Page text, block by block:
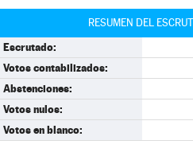
RESUMEN DEL
Escrutado:
Votos contabilizados:
Abstenciones:
Votos nulos:
Votos en blanco: